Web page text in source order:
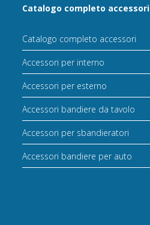
Catalogo completo accessori
Catalogo completo accessori
Accessori per interno
Accessori per esterno
Accessori bandiere da tavolo
Accessori per sbandieratori
Accessori bandiere per auto